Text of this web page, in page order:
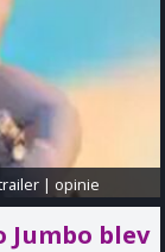
| opinie
Jumbo blev